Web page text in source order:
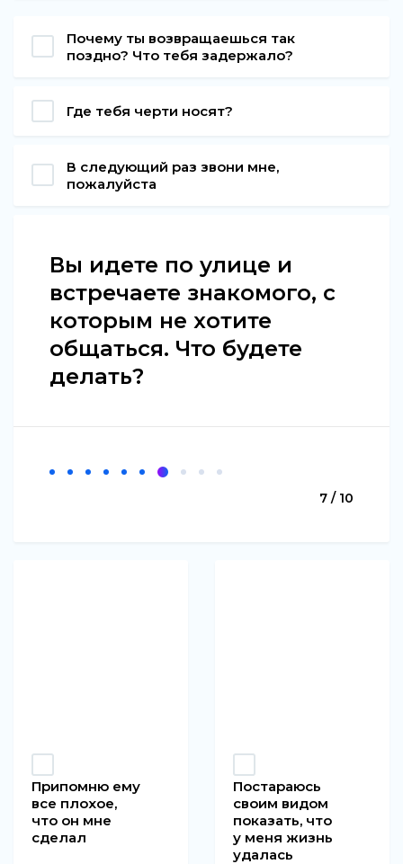
Почему ты возвращаешься так
поздно? Что тебя задержало?
Где тебя черти носят?
В следующий раз звони мне,
пожалуйста
Вы идете по улице и
встречаете знакомого, с
которым не хотите
общаться. Что будете
делать?
7 / 10
Припомню ему
все плохое,
что он мне
сделал
Постараюсь
своим видом
показать, что
у меня жизнь
удалась